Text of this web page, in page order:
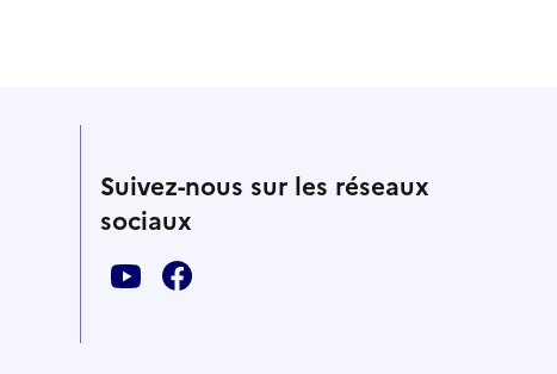
Suivez-nous sur les réseaux
sociaux